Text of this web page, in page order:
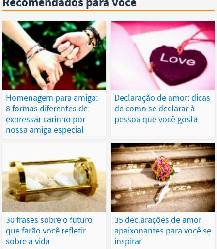
Homenagem para amiga:
8 formas diferentes de
expressar carinho por
nossa amiga especial
Declaração de amor: dicas
de como se declarar à
pessoa que você gosta
30 frases sobre o futuro
que farão você refletir
sobre a vida
35 declarações de amor
apaixonantes para você se
inspirar